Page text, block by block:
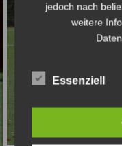
jedoch nach
weitere
Essenziell